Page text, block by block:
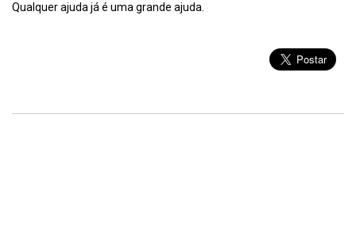
Qualquer ajuda já é uma grande ajuda.